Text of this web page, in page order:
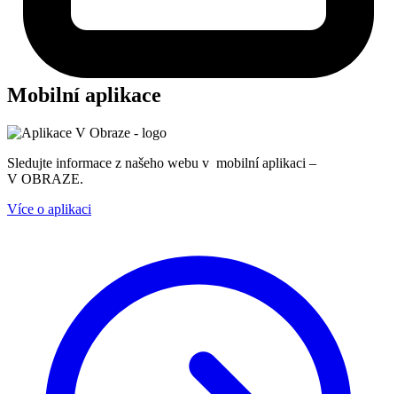
Mobilní aplikace
Sledujte informace z našeho webu v mobilní aplikaci –
V OBRAZE.
Více o aplikaci